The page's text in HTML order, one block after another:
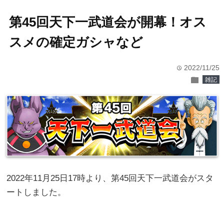
第45回天下一武道会が開幕！オス
スメの確定ガシャなど
time 2022/11/25
folder 雑記
2022年11月25日17時より、第45回天下一武道会がスタ
ートしました。